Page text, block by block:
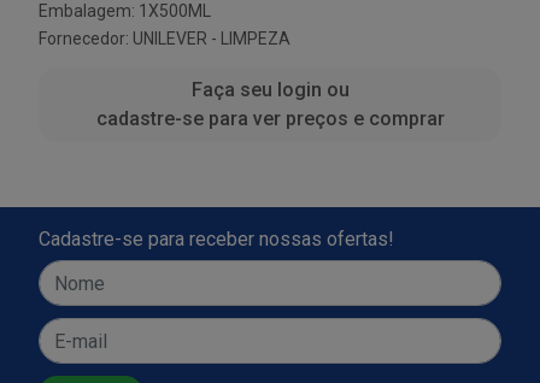
Embalagem: 1X500ML
Fornecedor: UNILEVER - LIMPEZA
Faça seu login ou
cadastre-se para ver preços e comprar
Cadastre-se para receber nossas ofertas!